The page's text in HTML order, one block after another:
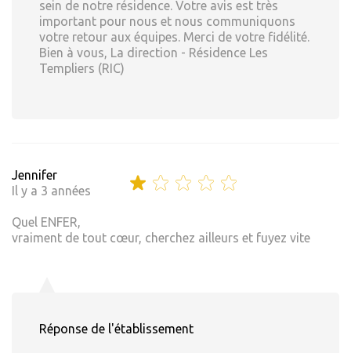
sein de notre résidence. Votre avis est très
important pour nous et nous communiquons
votre retour aux équipes. Merci de votre fidélité.
Bien à vous, La direction - Résidence Les
Templiers (RIC)
Jennifer
Il y a 3 années
Quel ENFER,
vraiment de tout cœur, cherchez ailleurs et fuyez vite
Réponse de l'établissement